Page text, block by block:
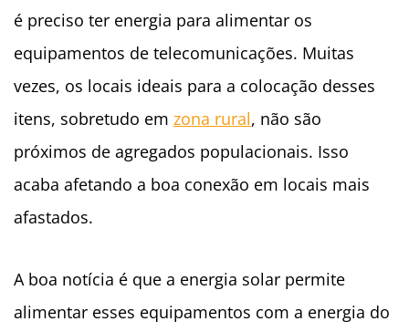
é preciso ter energia para alimentar os
equipamentos de telecomunicações. Muitas
vezes, os locais ideais para a colocação desses
itens, sobretudo em zona rural, não são
próximos de agregados populacionais. Isso
acaba afetando a boa conexão em locais mais
afastados.
A boa notícia é que a energia solar permite
alimentar esses equipamentos com a energia do